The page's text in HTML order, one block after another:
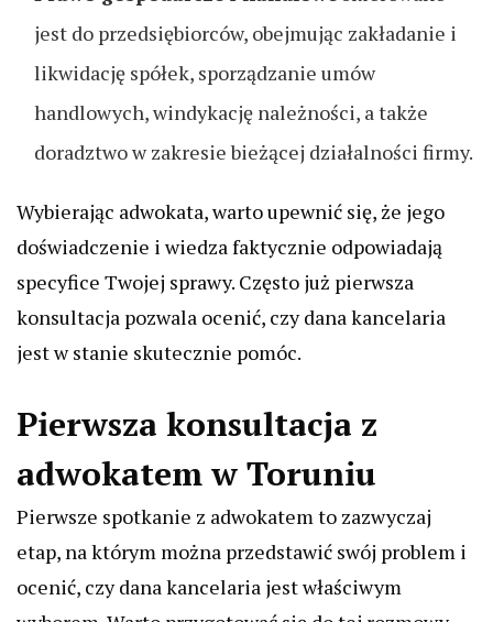
jest do przedsiębiorców, obejmując zakładanie i
likwidację spółek, sporządzanie umów
handlowych, windykację należności, a także
doradztwo w zakresie bieżącej działalności firmy.
Wybierając adwokata, warto upewnić się, że jego
doświadczenie i wiedza faktycznie odpowiadają
specyfice Twojej sprawy. Często już pierwsza
konsultacja pozwala ocenić, czy dana kancelaria
jest w stanie skutecznie pomóc.
Pierwsza konsultacja z
adwokatem w Toruniu
Pierwsze spotkanie z adwokatem to zazwyczaj
etap, na którym można przedstawić swój problem i
ocenić, czy dana kancelaria jest właściwym